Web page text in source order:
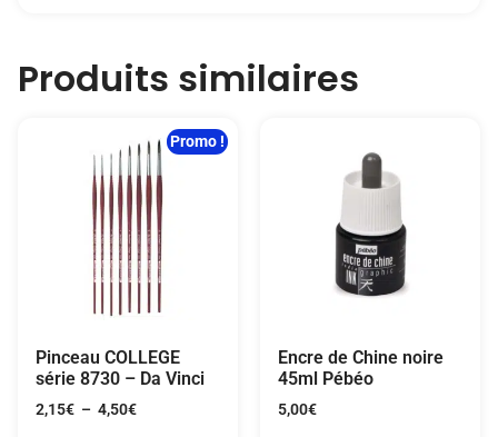
Produits similaires
Promo !
Pinceau COLLEGE
série 8730 – Da Vinci
2,15€ – 4,50€
Encre de Chine noire
45ml Pébéo
5,00€